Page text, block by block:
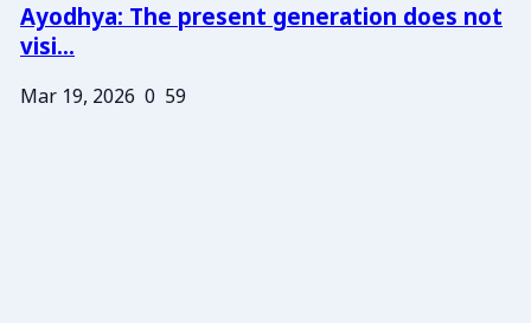
Ayodhya: The present generation does not
visi...
Mar 19, 2026 0 59